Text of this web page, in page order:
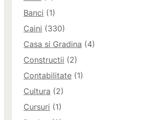
Banci (1)
Caini (330)
Casa si Gradina (4)
Constructii (2)
Contabilitate (1)
Cultura (2)
Cursuri (1)